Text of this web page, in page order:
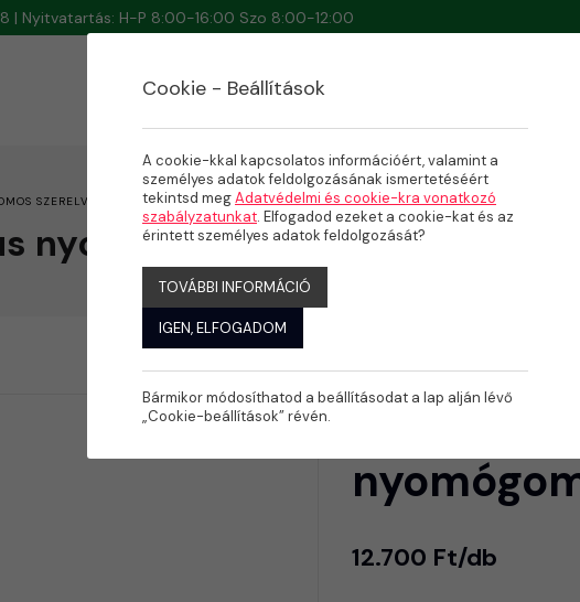
| Nyitvatartás: H-P 8:00-16:00 Szo 8:00-12:00
SZERELVÉNYEK
nyomógomb, fehér
Kripsol
12.700 Ft/db
Cookie - Beállítások
A cookie-kkal kapcsolatos információért, valamint a
személyes adatok feldolgozásának ismertetéséért
tekintsd megAdatvédelmi és cookie-kra vonatkozó
szabályzatunkat. Elfogadod ezeket a cookie-kat és az
érintett személyes adatok feldolgozását?
TOVÁBBI INFORMÁCIÓ
IGEN, ELFOGADOM
Bármikor módosíthatod a beállításodat a lap alján lévő
„Cookie-beállítások” révén.